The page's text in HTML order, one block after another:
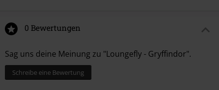
0 Bewertungen
Sag uns deine Meinung zu "Loungefly - Gryffindor".
Schreibe eine Bewertung